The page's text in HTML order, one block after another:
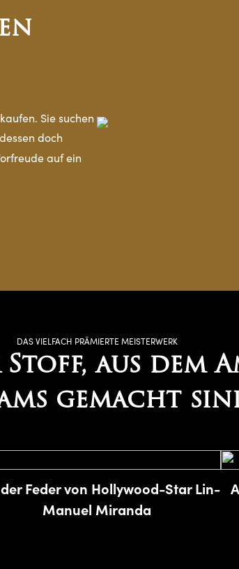
Sie suchen
doch
auf ein
DAS VIELFACH PRÄMIERTE MEISTERWERK
aus dem
gemacht
Feder von Hollywood-Star Lin-
Manuel Miranda